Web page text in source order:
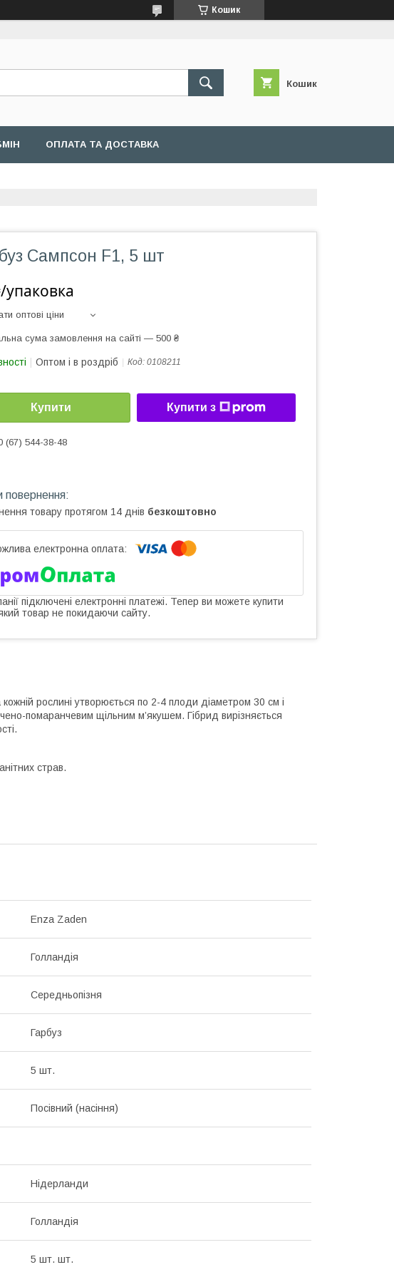
Кошик
Кошик
ОПЛАТА ТА ДОСТАВКА
Сампсон F1, 5 шт
упаковка
оптові ціни
сума замовлення на сайті — 500 ₴
Оптом і в роздріб Код: 0108211
Купити Купити з
(67) 544-38-48
товару протягом 14 днів безкоштовно
підключені електронні платежі. Тепер ви можете купити
товар не покидаючи сайту.
рослині утворюється по 2-4 плоди діаметром 30 см і
помаранчевим щільним м’якушем. Гібрид вирізняється
страв.
Enza Zaden
Голландія
Середньопізня
Гарбуз
5 шт.
Посівний (насіння)
Нідерланди
Голландія
5 шт. шт.